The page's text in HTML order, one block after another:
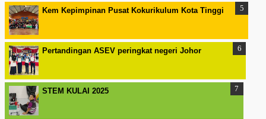
Kem Kepimpinan Pusat Kokurikulum Kota Tinggi
Pertandingan ASEV peringkat negeri Johor
STEM KULAI 2025